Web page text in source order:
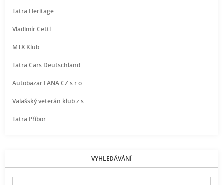
Tatra Heritage
Vladimír Cettl
MTX Klub
Tatra Cars Deutschland
Autobazar FANA CZ s.r.o.
Valašský veterán klub z.s.
Tatra Příbor
VYHLEDÁVÁNÍ